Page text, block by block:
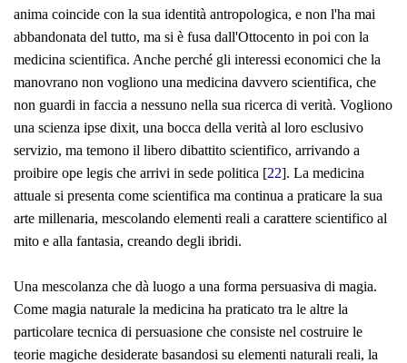
anima coincide con la sua identità antropologica, e non l'ha mai
abbandonata del tutto, ma si è fusa dall'Ottocento in poi con la
medicina scientifica. Anche perché gli interessi economici che la
manovrano non vogliono una medicina davvero scientifica, che
non guardi in faccia a nessuno nella sua ricerca di verità. Vogliono
una scienza ipse dixit, una bocca della verità al loro esclusivo
servizio, ma temono il libero dibattito scientifico, arrivando a
proibire ope legis che arrivi in sede politica [22]. La medicina
attuale si presenta come scientifica ma continua a praticare la sua
arte millenaria, mescolando elementi reali a carattere scientifico al
mito e alla fantasia, creando degli ibridi.
Una mescolanza che dà luogo a una forma persuasiva di magia.
Come magia naturale la medicina ha praticato tra le altre la
particolare tecnica di persuasione che consiste nel costruire le
teorie magiche desiderate basandosi su elementi naturali reali, la